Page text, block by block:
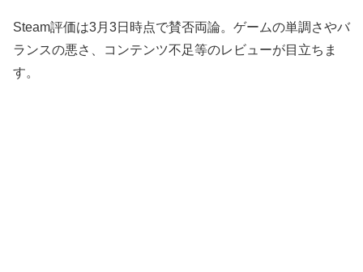
Steam評価は3月3日時点で賛否両論。ゲームの単調さやバ
ランスの悪さ、コンテンツ不足等のレビューが目立ちま
す。